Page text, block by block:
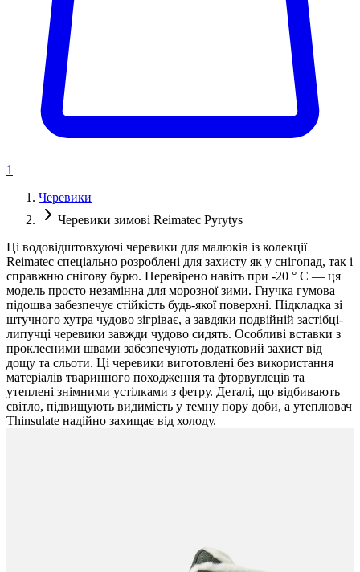
1
Черевики
Черевики зимові Reimatec Pyrytys
Ці водовідштовхуючі черевики для малюків із колекції
Reimatec спеціально розроблені для захисту як у снігопад, так і
справжню снігову бурю. Перевірено навіть при -20 ° C — ця
модель просто незамінна для морозної зими. Гнучка гумова
підошва забезпечує стійкість будь-якої поверхні. Підкладка зі
штучного хутра чудово зігріває, а завдяки подвійній застібці-
липучці черевики завжди чудово сидять. Особливі вставки з
проклеєними швами забезпечують додатковий захист від
дощу та сльоти. Ці черевики виготовлені без використання
матеріалів тваринного походження та фторвуглеців та
утеплені знімними устілками з фетру. Деталі, що відбивають
світло, підвищують видимість у темну пору доби, а утеплювач
Thinsulate надійно захищає від холоду.